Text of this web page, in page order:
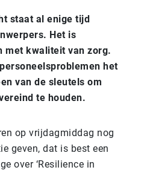
staat al enige tijd
Het is
met kwaliteit van zorg.
het
van de sleutels om
te houden.
op vrijdagmiddag nog
geven, dat is best een
over ‘Resilience in